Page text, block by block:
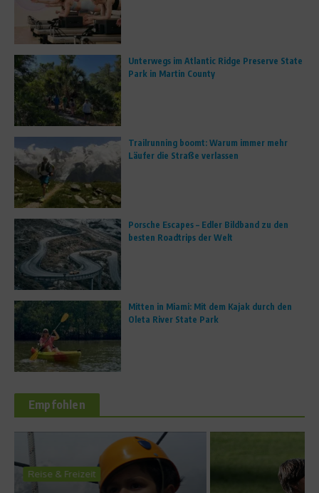
Unterwegs im Atlantic Ridge Preserve State
Park in Martin County
Trailrunning boomt: Warum immer mehr
Läufer die Straße verlassen
Porsche Escapes – Edler Bildband zu den
besten Roadtrips der Welt
Mitten in Miami: Mit dem Kajak durch den
Oleta River State Park
Empfohlen